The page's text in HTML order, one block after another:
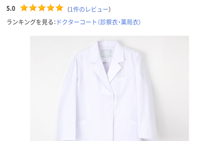
5.0 （1件のレビュー）
ランキングを見る： ドクターコート（診察衣・薬局衣）